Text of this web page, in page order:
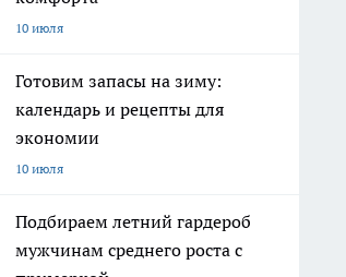
10 июля
Готовим запасы на зиму:
календарь и рецепты для
экономии
10 июля
Подбираем летний гардероб
мужчинам среднего роста с